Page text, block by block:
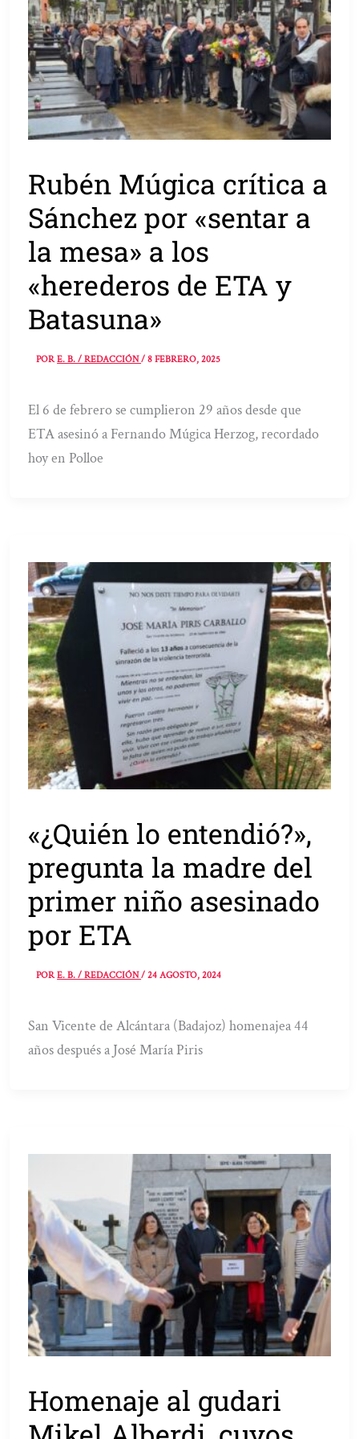
Rubén Múgica crítica a
Sánchez por «sentar a
la mesa» a los
«herederos de ETA y
Batasuna»
PORE. B. / REDACCIÓN/8 FEBRERO, 2025
El 6 de febrero se cumplieron 29 años desde que
ETA asesinó a Fernando Múgica Herzog, recordado
hoy en Polloe
«¿Quién lo entendió?»,
pregunta la madre del
primer niño asesinado
por ETA
PORE. B. / REDACCIÓN/24 AGOSTO, 2024
San Vicente de Alcántara (Badajoz) homenajea 44
años después a José María Piris
Homenaje al gudari